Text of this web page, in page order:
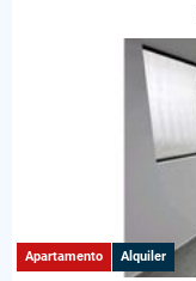
Apartamento Alquiler